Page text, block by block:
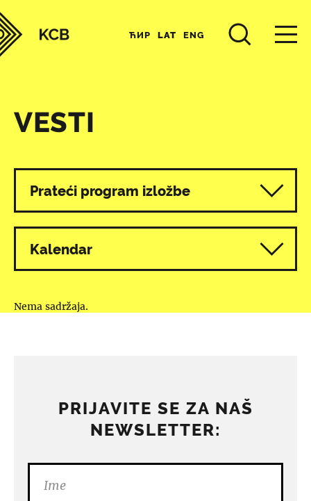
ЋИР LAT ENG
VESTI
Svi programi
Prateći program izložbe
Kalendar
Nema sadržaja.
PRIJAVITE SE ZA NAŠ
NEWSLETTER: